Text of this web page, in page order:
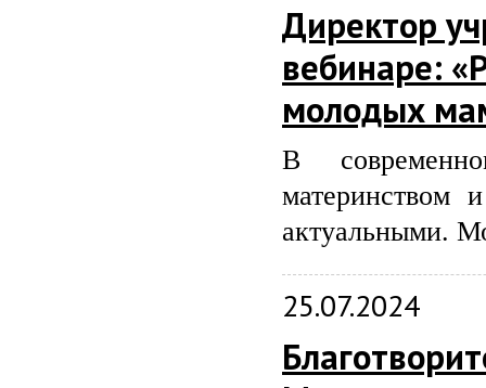
Директор
вебинаре:
молодых
В
материнством
актуальными.
25.07.2024